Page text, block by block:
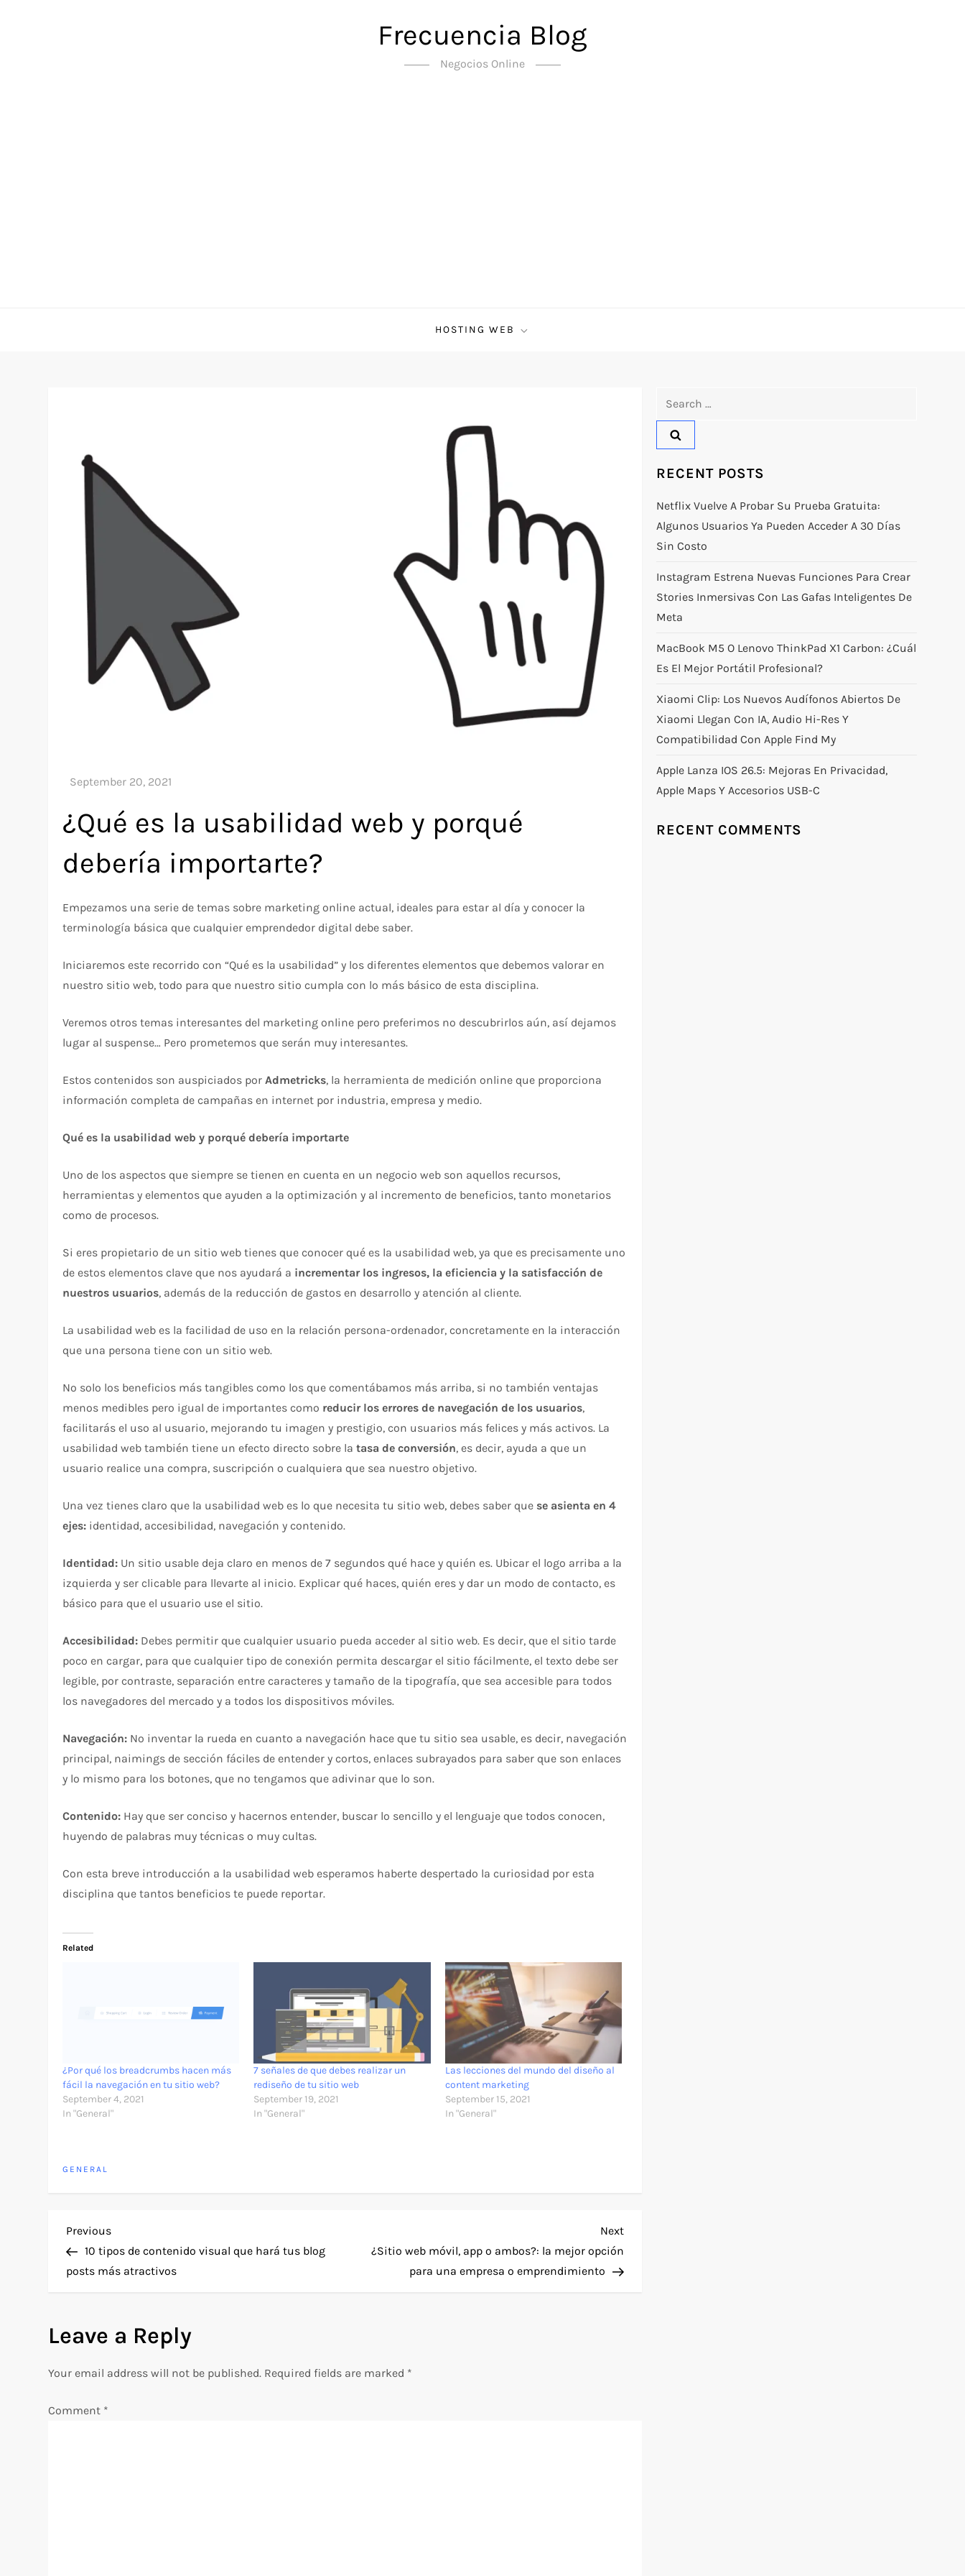
Frecuencia Blog
Negocios Online
HOSTING WEB
¿Qué es la usabilidad web y porqué
debería importarte?
Empezamos una serie de temas sobre marketing online actual, ideales para estar al día y conocer la
terminología básica que cualquier emprendedor digital debe saber.
Iniciaremos este recorrido con “Qué es la usabilidad” y los diferentes elementos que debemos valorar en
nuestro sitio web, todo para que nuestro sitio cumpla con lo más básico de esta disciplina.
Veremos otros temas interesantes del marketing online pero preferimos no descubrirlos aún, así dejamos
lugar al suspense… Pero prometemos que serán muy interesantes.
Estos contenidos son auspiciados porAdmetricks, la herramienta de medición online que proporciona
información completa de campañas en internet por industria, empresa y medio.
Qué es la usabilidad web y porqué debería importarte
Uno de los aspectos que siempre se tienen en cuenta en un negocio web son aquellos recursos,
herramientas y elementos que ayuden a la optimización y al incremento de beneficios, tanto monetarios
como de procesos.
Si eres propietario de un sitio web tienes que conocer qué es la usabilidad web, ya que es precisamente uno
de estos elementos clave que nos ayudará a incrementar los ingresos, la eficiencia y la satisfacción de
nuestros usuarios, además de la reducción de gastos en desarrollo y atención al cliente.
La usabilidad web es la facilidad de uso en la relación persona-ordenador, concretamente en la interacción
que una persona tiene con un sitio web.
No solo los beneficios más tangibles como los que comentábamos más arriba, si no también ventajas
menos medibles pero igual de importantes como reducir los errores de navegación de los usuarios,
facilitarás el uso al usuario, mejorando tu imagen y prestigio, con usuarios más felices y más activos. La
usabilidad web también tiene un efecto directo sobre latasa de conversión, es decir, ayuda a que un
usuario realice una compra, suscripción o cualquiera que sea nuestro objetivo.
Una vez tienes claro que la usabilidad web es lo que necesita tu sitio web, debes saber que se asienta en 4
ejes: identidad, accesibilidad, navegación y contenido.
Identidad: Un sitio usable deja claro en menos de 7 segundos qué hace y quién es. Ubicar el logo arriba a la
izquierda y ser clicable para llevarte al inicio. Explicar qué haces, quién eres y dar un modo de contacto, es
básico para que el usuario use el sitio.
Accesibilidad: Debes permitir que cualquier usuario pueda acceder al sitio web. Es decir, que el sitio tarde
poco en cargar, para que cualquier tipo de conexión permita descargar el sitio fácilmente, el texto debe ser
legible, por contraste, separación entre caracteres y tamaño de la tipografía, que sea accesible para todos
los navegadores del mercado y a todos los dispositivos móviles.
Navegación: No inventar la rueda en cuanto a navegación hace que tu sitio sea usable, es decir, navegación
principal, naimings de sección fáciles de entender y cortos, enlaces subrayados para saber que son enlaces
y lo mismo para los botones, que no tengamos que adivinar que lo son.
Contenido: Hay que ser conciso y hacernos entender, buscar lo sencillo y el lenguaje que todos conocen,
huyendo de palabras muy técnicas o muy cultas.
Con esta breve introducción a la usabilidad web esperamos haberte despertado la curiosidad por esta
disciplina que tantos beneficios te puede reportar.
Related
¿Por qué los breadcrumbs hacen más
fácil la navegación en tu sitio web?
September 4, 2021
In "General"
7 señales de que debes realizar un
rediseño de tu sitio web
September 19, 2021
In "General"
Las lecciones del mundo del diseño al
content marketing
September 15, 2021
In "General"
GENERAL
P
o
t
n
a
Previous
Post
Previous
10 tipos de contenido visual que hará tus blog
posts más atractivos
Next
Post
Next
¿Sitio web móvil, app o ambos?: la mejor opción
para una empresa o emprendimiento
Leave a Reply
Your email address will not be published. Required fields are marked *
Comment *
RECENT POSTS
Netflix Vuelve A Probar Su Prueba Gratuita:
Algunos Usuarios Ya Pueden Acceder A 30 Días
Sin Costo
Instagram Estrena Nuevas Funciones Para Crear
Stories Inmersivas Con Las Gafas Inteligentes De
Meta
MacBook M5 O Lenovo ThinkPad X1 Carbon: ¿Cuál
Es El Mejor Portátil Profesional?
Xiaomi Clip: Los Nuevos Audífonos Abiertos De
Xiaomi Llegan Con IA, Audio Hi-Res Y
Compatibilidad Con Apple Find My
Apple Lanza IOS 26.5: Mejoras En Privacidad,
Apple Maps Y Accesorios USB-C
RECENT COMMENTS